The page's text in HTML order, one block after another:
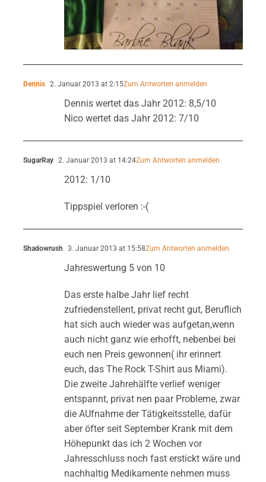
Dennis 2. Januar 2013 at 2:15Zum Antworten anmelden
Dennis wertet das Jahr 2012: 8,5/10
Nico wertet das Jahr 2012: 7/10
SugarRay 2. Januar 2013 at 14:24Zum Antworten anmelden
2012: 1/10
Tippspiel verloren :-(
Shadowrush 3. Januar 2013 at 15:58Zum Antworten anmelden
Jahreswertung 5 von 10
Das erste halbe Jahr lief recht
zufriedenstellent, privat recht gut, Beruflich
hat sich auch wieder was aufgetan,wenn
auch nicht ganz wie erhofft, nebenbei bei
euch nen Preis gewonnen( ihr erinnert
euch, das The Rock T-Shirt aus Miami).
Die zweite Jahrehälfte verlief weniger
entspannt, privat nen paar Probleme, zwar
die AUfnahme der Tätigkeitsstelle, dafür
aber öfter seit September Krank mit dem
Höhepunkt das ich 2 Wochen vor
Jahresschluss noch fast erstickt wäre und
nachhaltig Medikamente nehmen muss